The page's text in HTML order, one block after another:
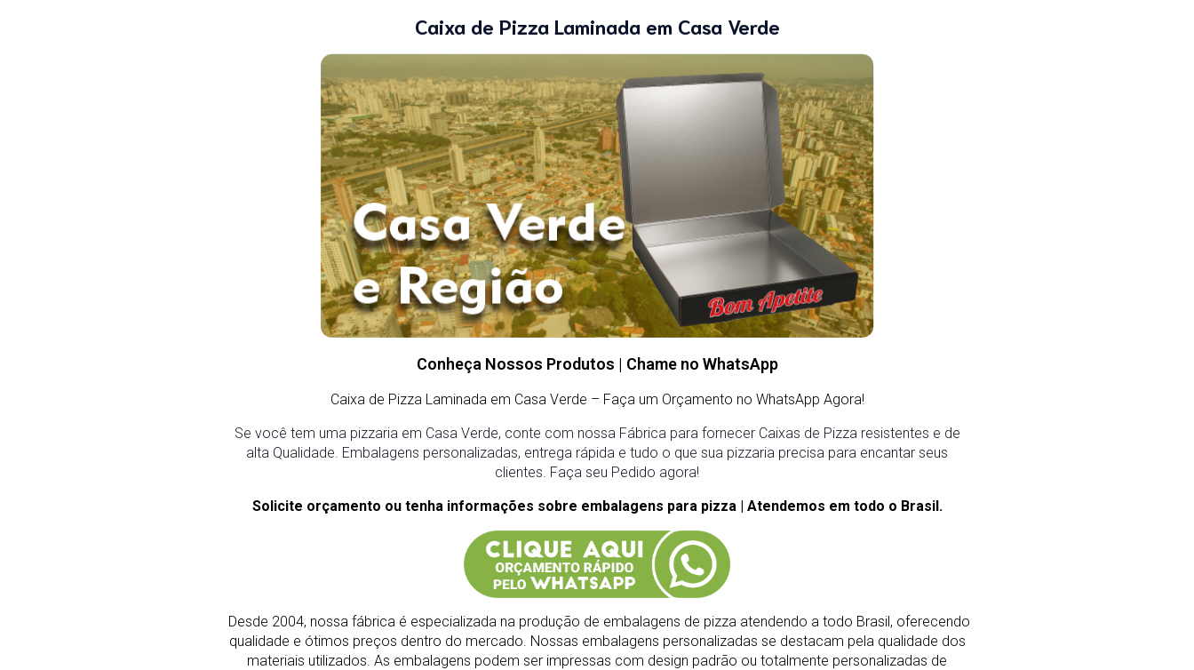
Caixa de Pizza Laminada em Casa Verde
Conheça Nossos Produtos | Chame no WhatsApp
Caixa de Pizza Laminada em Casa Verde – Faça um Orçamento no WhatsApp Agora!
Se você tem uma pizzaria em Casa Verde, conte com nossa Fábrica para fornecer Caixas de Pizza resistentes e de
alta Qualidade. Embalagens personalizadas, entrega rápida e tudo o que sua pizzaria precisa para encantar seus
clientes. Faça seu Pedido agora!
Solicite orçamento ou tenha informações sobre embalagens para pizza | Atendemos em todo o Brasil.
Desde 2004, nossa fábrica é especializada na produção de embalagens de pizza atendendo a todo Brasil, oferecendo
qualidade e ótimos preços dentro do mercado. Nossas embalagens personalizadas se destacam pela qualidade dos
materiais utilizados. As embalagens podem ser impressas com design padrão ou totalmente personalizadas de